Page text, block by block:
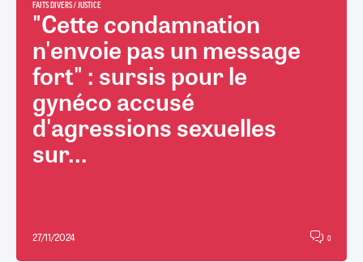
FAITS DIVERS / JUSTICE
"Cette condamnation
n'envoie pas un message
fort" : sursis pour le
gynéco accusé
d'agressions sexuelles
sur...
27/11/2024 0